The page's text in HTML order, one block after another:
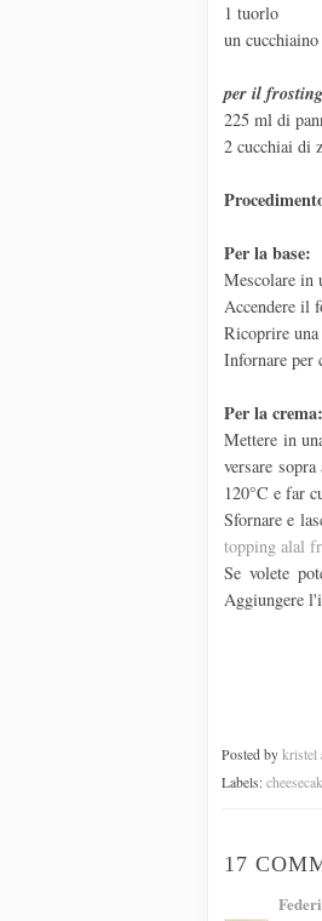
1 tuorlo
un
per il
225 ml di
2 cucchiai di
Per la base:
Mescolare in
Accendere il
Ricoprire
Infornare per
Per la crema:
Mettere in
versare
120°C e far
Sfornare e
topping alal
Se volete
Aggiungere
Posted by kristel
Labels:
17